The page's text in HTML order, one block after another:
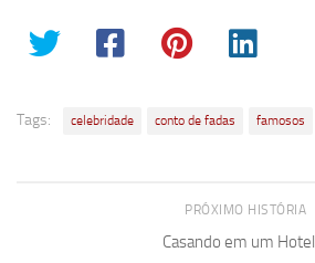
Tags: celebridade conto de fadas famosos
PRÓXIMO HISTÓRIA
Casando em um Hotel